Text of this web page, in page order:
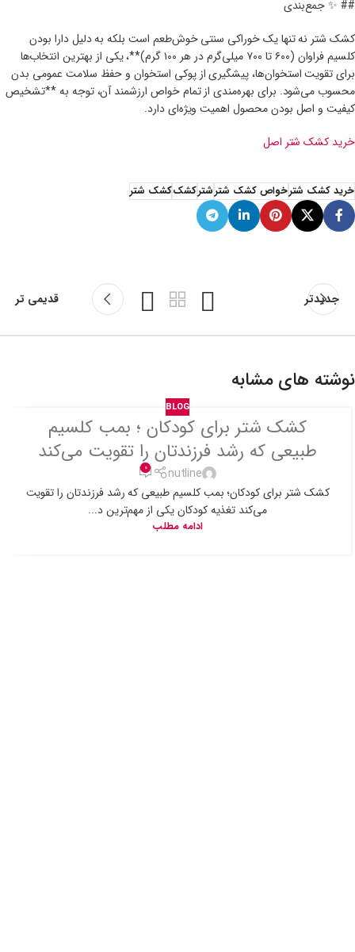
## ✨ جمع‌بندی
کشک شتر نه تنها یک خوراکی سنتی خوش‌طعم است بلکه به دلیل دارا بودن
کلسیم فراوان (۶۰۰ تا ۷۰۰ میلی‌گرم در هر ۱۰۰ گرم)**، یکی از بهترین انتخاب‌ها
برای تقویت استخوان‌ها، پیشگیری از پوکی استخوان و حفظ سلامت عمومی بدن
محسوب می‌شود. برای بهره‌مندی از تمام خواص ارزشمند آن، توجه به **تشخیص
کیفیت و اصل بودن محصول اهمیت ویژه‌ای دارد.
خرید کشک شتر اصل
خرید کشک شترخواص کشک شترشترکشککشک شتر
جدیدتر قدیمی تر
نوشته های مشابه
BLOG
کشک شتر برای کودکان ؛ بمب کلسیم
طبیعی که رشد فرزندتان را تقویت می‌کند
nutline
0
کشک شتر برای کودکان؛ بمب کلسیم طبیعی که رشد فرزندتان را تقویت
می‌کند تغذیه کودکان یکی از مهم‌ترین د...
ادامه مطلب